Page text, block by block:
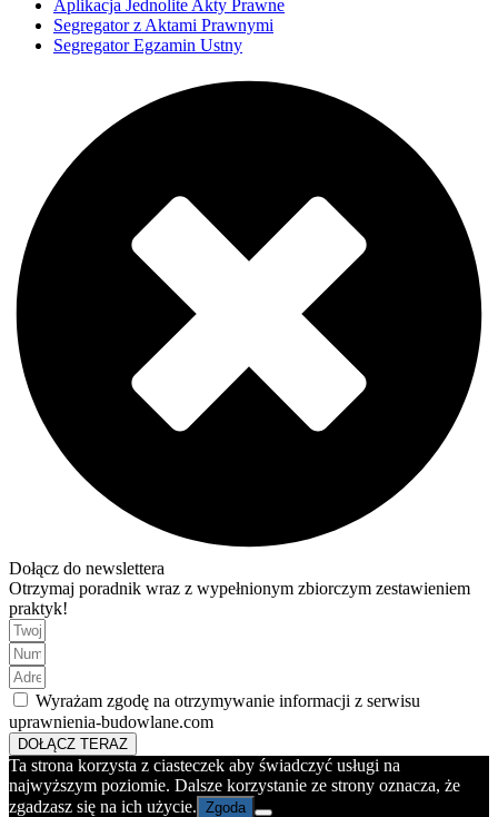
Aplikacja Jednolite Akty Prawne
Segregator z Aktami Prawnymi
Segregator Egzamin Ustny
Dołącz do newslettera
Otrzymaj poradnik wraz z wypełnionym zbiorczym zestawieniem
praktyk!
Wyrażam zgodę na otrzymywanie informacji z serwisu
uprawnienia-budowlane.com
DOŁĄCZ TERAZ
Ta strona korzysta z ciasteczek aby świadczyć usługi na
najwyższym poziomie. Dalsze korzystanie ze strony oznacza, że
zgadzasz się na ich użycie. Zgoda